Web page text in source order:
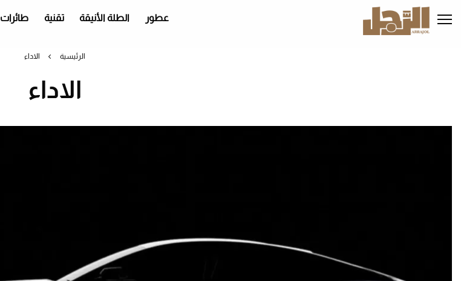
إلى
المحتوى
عطور الطلة الأنيقة تقنية طائرات
الرئيسية الاداء
الاداء